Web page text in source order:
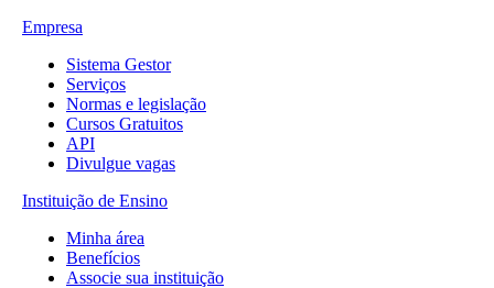
Empresa
Sistema Gestor
Serviços
Normas e legislação
Cursos Gratuitos
API
Divulgue vagas
Instituição de Ensino
Minha área
Benefícios
Associe sua instituição